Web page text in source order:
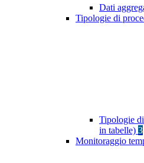
Dati
Tipologie di
Tipologie
in tabelle) 3
Monitoraggio